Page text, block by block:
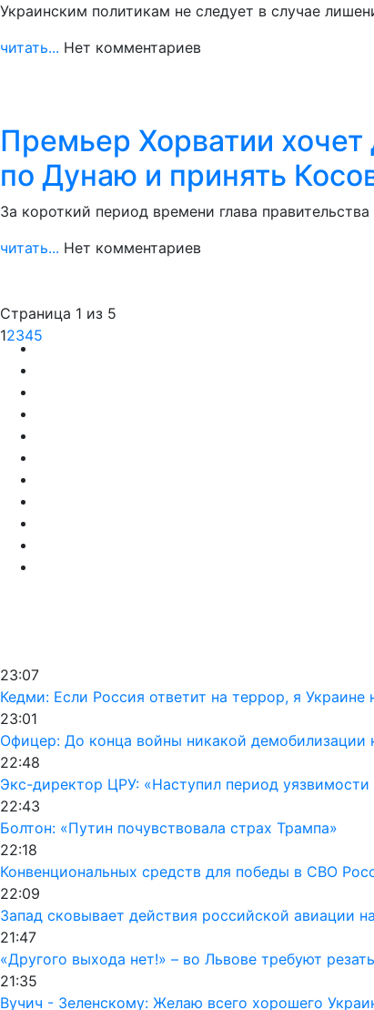
Украинским политикам не следует в случае
читать... Нет комментариев
Премьер Хорватии
по Дунаю и принять
За короткий период времени глава
читать... Нет комментариев
Страница 1 из 5
12345
23:07
Кедми: Если Россия ответит на террор, я Украине
23:01
Офицер: До конца войны никакой демобилизации
22:48
Экс-директор ЦРУ: «Наступил период
22:43
Болтон: «Путин почувствовала страх Трампа»
22:18
Конвенциональных средств для победы в СВО
22:09
Запад сковывает действия российской авиации
21:47
«Другого выхода нет!» – во Львове требуют
21:35
Вучич - Зеленскому: Желаю всего хорошего